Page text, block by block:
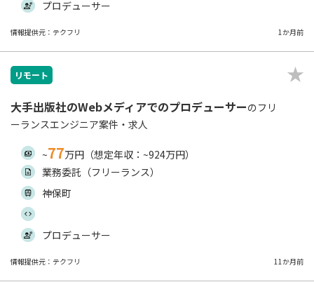
プロデューサー
情報提供元：テクフリ 1か月前
リモート
大手出版社のWebメディアでのプロデューサーのフリ
ーランスエンジニア案件・求人
~77万円（想定年収：~924万円）
業務委託（フリーランス）
神保町
プロデューサー
情報提供元：テクフリ 11か月前